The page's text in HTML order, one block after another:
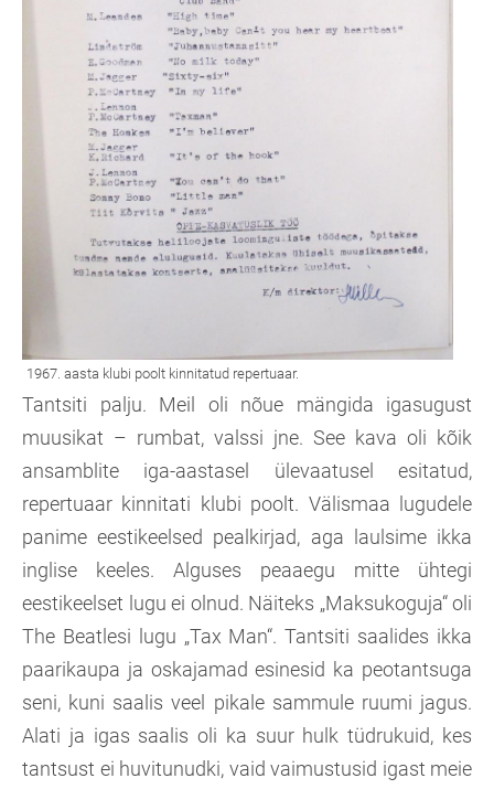
Tantsiti palju. Meil oli nõue mängida igasugust
muusikat – rumbat, valssi jne. See kava oli kõik
ansamblite iga-aastasel ülevaatusel esitatud,
repertuaar kinnitati klubi poolt. Välismaa lugudele
panime eestikeelsed pealkirjad, aga laulsime ikka
inglise keeles. Alguses peaaegu mitte ühtegi
eestikeelset lugu ei olnud. Näiteks „Maksukoguja“ oli
The Beatlesi lugu „Tax Man“. Tantsiti saalides ikka
paarikaupa ja oskajamad esinesid ka peotantsuga
seni, kuni saalis veel pikale sammule ruumi jagus.
Alati ja igas saalis oli ka suur hulk tüdrukuid, kes
tantsust ei huvitunudki, vaid vaimustusid igast meie